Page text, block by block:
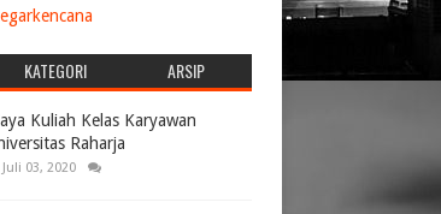
KATEGORI ARSIP
Kuliah Kelas Karyawan
Raharja
Juli 03, 2020